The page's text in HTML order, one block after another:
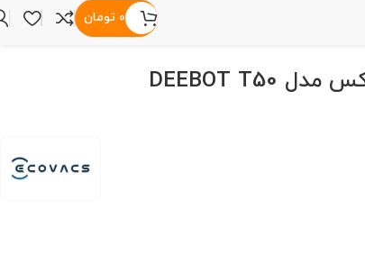
۰ تومان
جارو رباتیک اکووکس مدل DEEBOT T50